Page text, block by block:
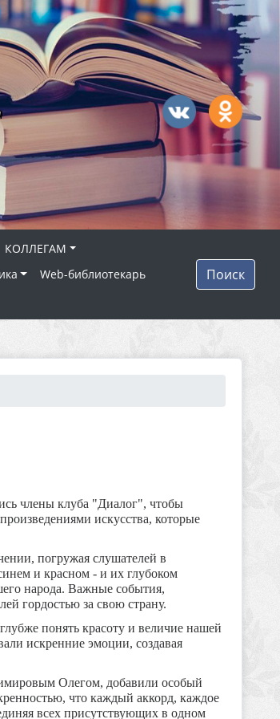
КОЛЛЕГАМ
Web-библиотекарь
Поиск
члены клуба "Диалог", чтобы
искусства, которые
погружая слушателей в
и красном - и их глубоком
народа. Важные события,
гордостью за свою страну.
понять красоту и величие нашей
искренние эмоции, создавая
Олегом, добавили особый
что каждый аккорд, каждое
всех присутствующих в одном